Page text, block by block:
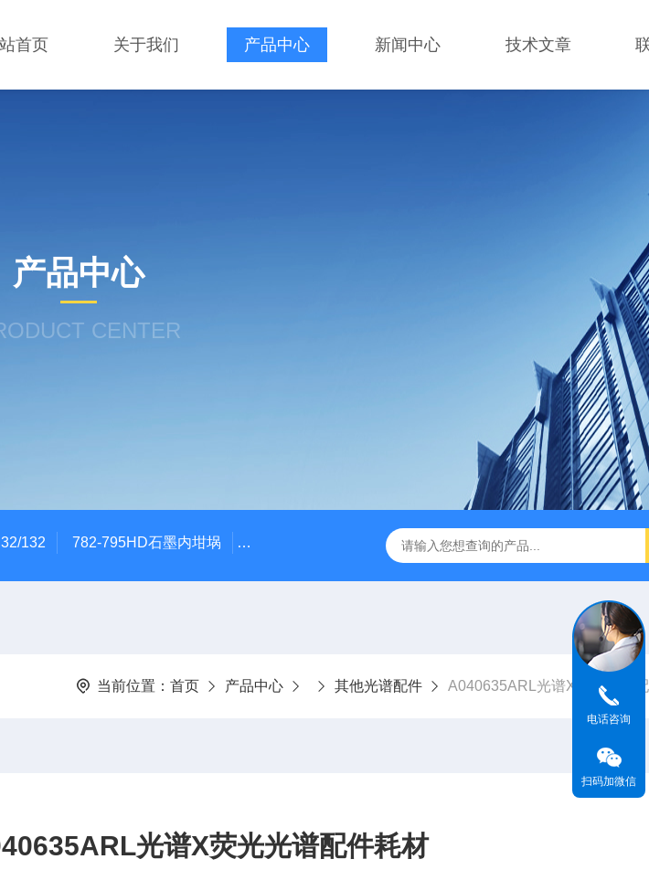
首页 关于我们 产品中心 新闻中心 技术文章
产品中心
CENTER
132 782-795HD石墨内坩埚 A028610A028610 FILTER REPLAN AM11-1 viledon P15/
当前位置： 首页 产品中心 其他光谱配件 A040635ARL光谱X荧光光谱
光谱X荧光光谱配件耗材
电话咨询
扫码加微信